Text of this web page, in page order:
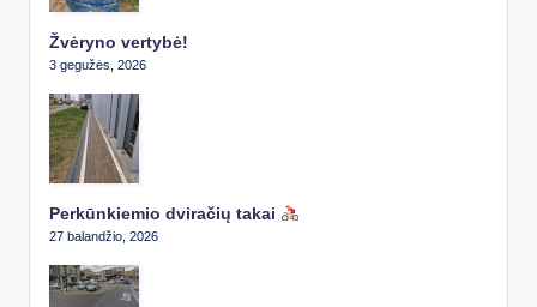
Žvėryno vertybė!
3 gegužės, 2026
Perkūnkiemio dviračių takai
27 balandžio, 2026